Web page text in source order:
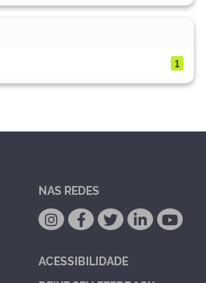
1
NAS REDES
ACESSIBILIDADE